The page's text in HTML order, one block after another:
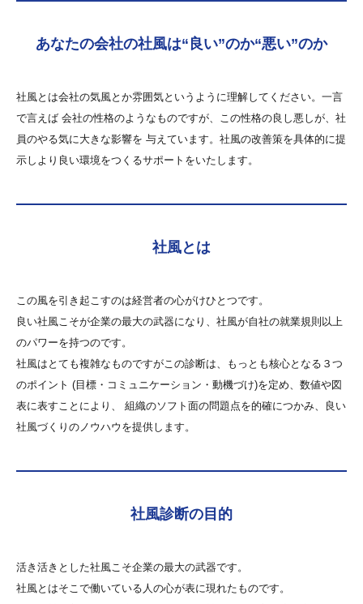
あなたの会社の社風は“良い”のか“悪い”のか
社風とは会社の気風とか雰囲気というように理解してください。一言
で言えば 会社の性格のようなものですが、この性格の良し悪しが、社
員のやる気に大きな影響を 与えています。社風の改善策を具体的に提
示しより良い環境をつくるサポートをいたします。
社風とは
この風を引き起こすのは経営者の心がけひとつです。
良い社風こそが企業の最大の武器になり、社風が自社の就業規則以上
のパワーを持つのです。
社風はとても複雑なものですがこの診断は、もっとも核心となる３つ
のポイント (目標・コミュニケーション・動機づけ)を定め、数値や図
表に表すことにより、 組織のソフト面の問題点を的確につかみ、良い
社風づくりのノウハウを提供します。
社風診断の目的
活き活きとした社風こそ企業の最大の武器です。
社風とはそこで働いている人の心が表に現れたものです。